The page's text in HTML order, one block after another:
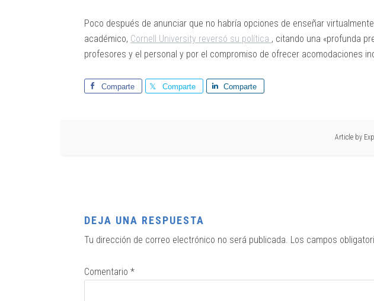
Poco después de anunciar que no habría opciones de enseñar
académico, Cornell University reversó su política , citando una «profunda
profesores y el personal y por el compromiso de ofrecer acomodaciones
Comparte Comparte Comparte
Article by
DEJA UNA RESPUESTA
Tu dirección de correo electrónico no será publicada. Los campos
Comentario *